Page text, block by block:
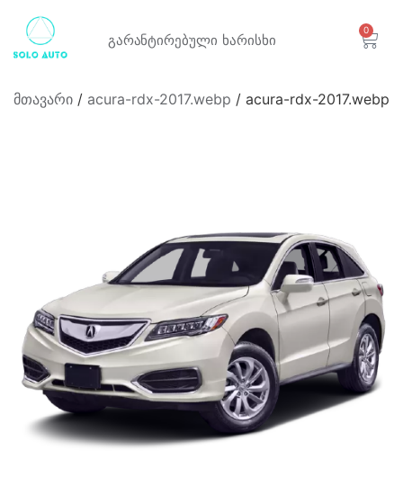
გარანტირებული ხარისხი
0
მთავარი / acura-rdx-2017.webp / acura-rdx-2017.webp